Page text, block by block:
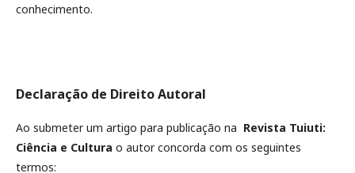
conhecimento.
Declaração de Direito Autoral
Ao submeter um artigo para publicação na Revista Tuiuti:
Ciência e Cultura o autor concorda com os seguintes
termos: